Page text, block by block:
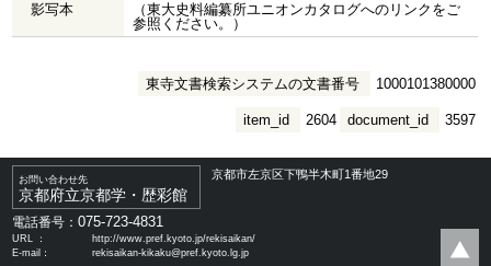
影写本
（東大史料編纂所ユニオンカタログへのリンクをご
参照ください。）
東寺文書検索システムの文書番号 1000101380000
document_id 3597
item_id 2604
お問い合わせ先
京都府立京都学・歴彩館
京都市左京区下鴨半木町1番地29
電話番号：075-723-4831
URL ：
http://www.pref.kyoto.jp/rekisaikan/
E-mail：
rekisaikan-kikaku@pref.kyoto.lg.jp